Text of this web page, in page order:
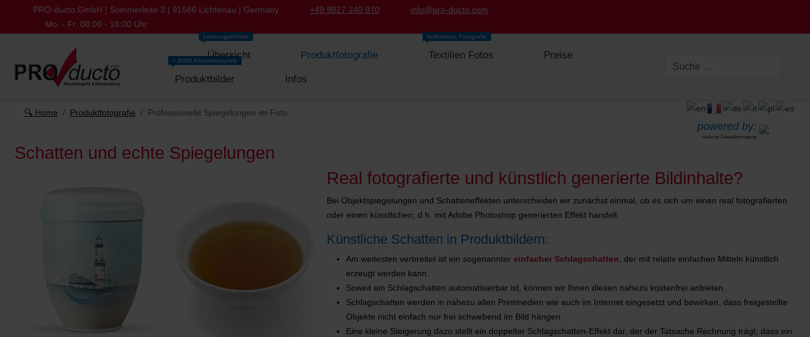
PRO-ducto GmbH | Sommerleite 3 | 91586 Lichtenau | Germany +49 9827 240 970
info@pro-ducto.com
Mo. - Fr. 08:00 - 18:00 Uhr
Übersicht
Leistungsinhalte
Produktfotografie Textilien Fotos
Hollowman Fotografie
Preise
Produktbilder
> 8000 Arbeitsbeispiele
Infos
🔍 Home Produktfotografie Professionelle Spiegelungen im Foto
powered by:
einfache Datenübertragung
Schatten und echte Spiegelungen
Real fotografierte und künstlich generierte Bildinhalte?
Bei Objektspiegelungen und Schatteneffekten unterscheiden wir zunächst einmal, ob es sich um einen real fotografierten
oder einen künstlichen, d.h. mit Adobe Photoshop generierten Effekt handelt.
Künstliche Schatten in Produktbildern:
Am weitesten verbreitet ist ein sogenanntereinfacher Schlagschatten, der mit relativ einfachen Mitteln künstlich
erzeugt werden kann.
Soweit ein Schlagschatten automatisierbar ist, können wir Ihnen diesen nahezu kostenfrei anbieten.
Schlagschatten werden in nahezu allen Printmedien wie auch im Internet eingesetzt und bewirken, dass freigestellte
Objekte nicht einfach nur frei schwebend im Bild hängen.
Eine kleine Steigerung dazu stellt ein doppelter Schlagschatten-Effekt dar, der der Tatsache Rechnung trägt, dass ein